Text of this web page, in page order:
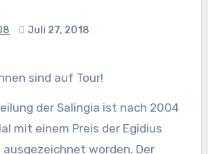
Juli 27, 2018
sind auf Tour!
der Salingia ist nach 2004
mit einem Preis der Egidius
worden. Der